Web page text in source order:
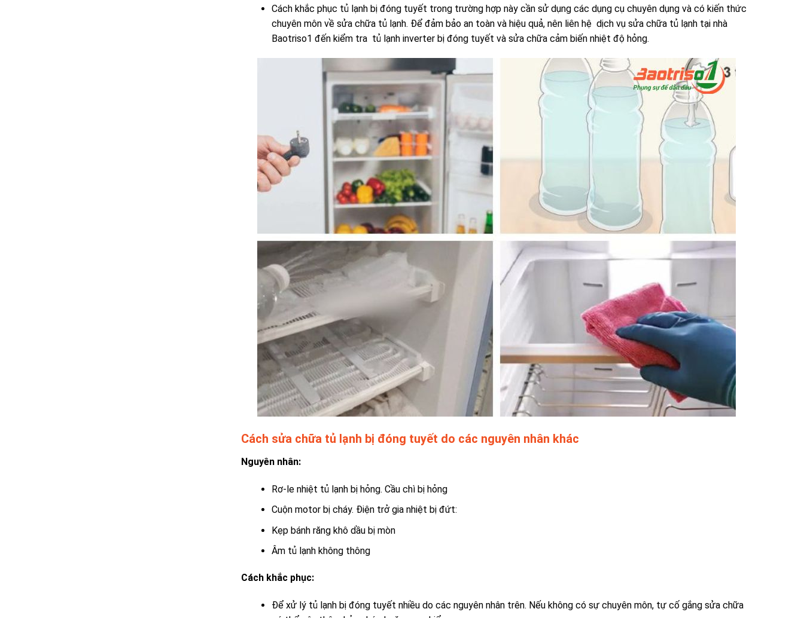
Cách khắc phục tủ lạnh bị đóng tuyết trong trường hợp này cần sử dụng các dụng cụ chuyên dụng và có kiến thức
chuyên môn về sửa chữa tủ lạnh. Để đảm bảo an toàn và hiệu quả, nên liên hệ dịch vụ sửa chữa tủ lạnh tại nhà
Baotriso1 đến kiểm tra tủ lạnh inverter bị đóng tuyết và sửa chữa cảm biến nhiệt độ hỏng.
Cách sửa chữa tủ lạnh bị đóng tuyết do các nguyên nhân khác
Nguyên nhân:
Rơ-le nhiệt tủ lạnh bị hỏng. Cầu chì bị hỏng
Cuộn motor bị cháy. Điện trở gia nhiệt bị đứt:
Kẹp bánh răng khô dầu bị mòn
Âm tủ lạnh không thông
Cách khắc phục:
Để xử lý tủ lạnh bị đóng tuyết nhiều do các nguyên nhân trên. Nếu không có sự chuyên môn, tự cố gắng sửa chữa